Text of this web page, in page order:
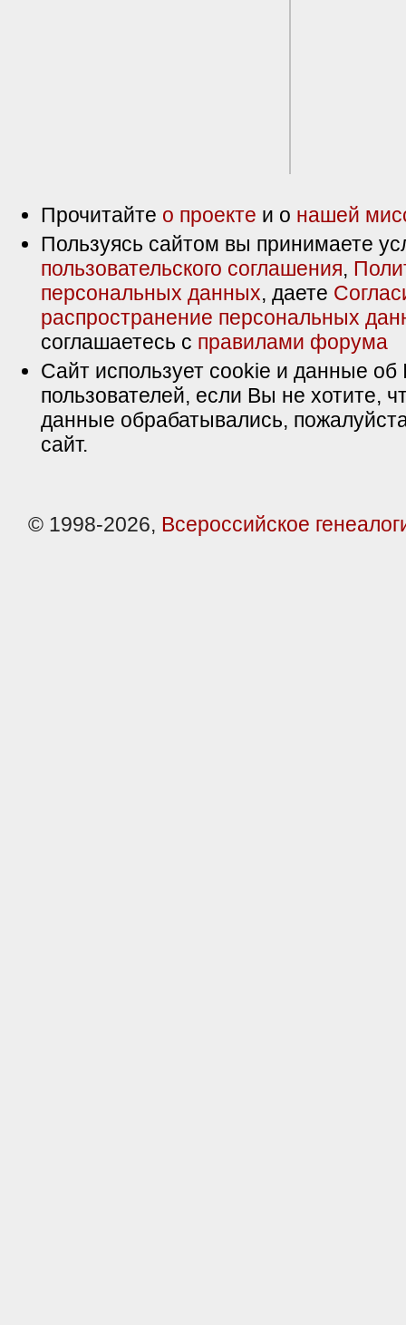
Прочитайте о проекте и о нашей
Пользуясь сайтом вы принимаете
пользовательского соглашения,
персональных данных, даете
распространение персональных
соглашаетесь с правилами форума
Сайт использует cookie и данные об
пользователей, если Вы не хотите,
данные обрабатывались,
сайт.
© 1998-2026, Всероссийское